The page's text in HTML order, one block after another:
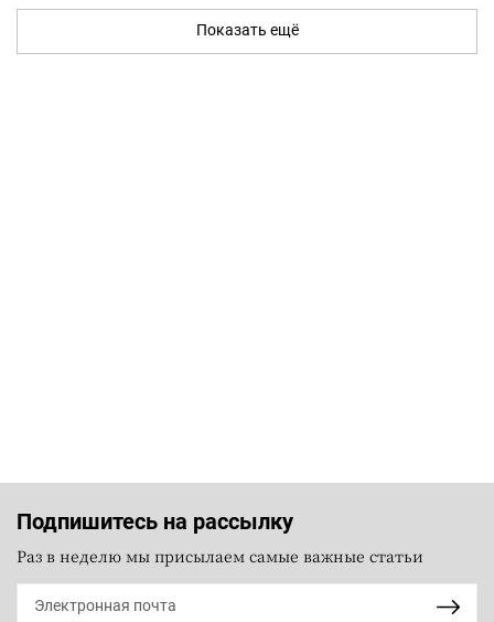
Показать ещё
Подпишитесь на рассылку
Раз в неделю мы присылаем самые важные статьи